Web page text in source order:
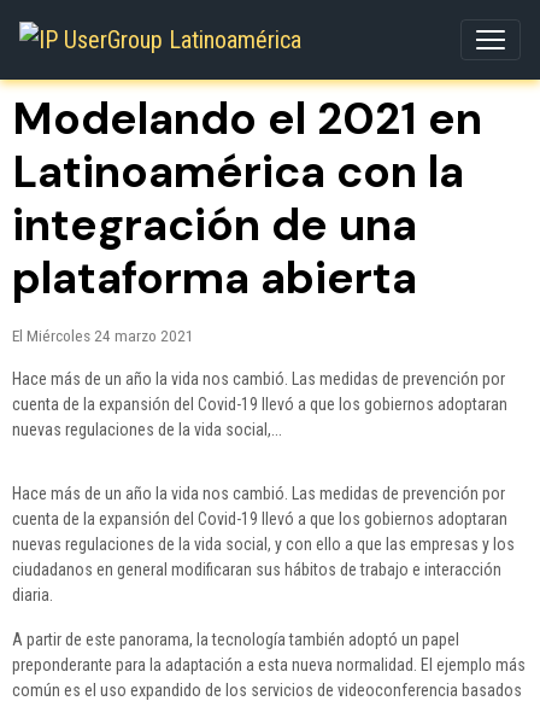
Modelando el 2021 en
Latinoamérica con la
integración de una
plataforma abierta
El Miércoles 24 marzo 2021
Hace más de un año la vida nos cambió. Las medidas de prevención por
cuenta de la expansión del Covid-19 llevó a que los gobiernos adoptaran
nuevas regulaciones de la vida social,...
Hace más de un año la vida nos cambió. Las medidas de prevención por
cuenta de la expansión del Covid-19 llevó a que los gobiernos adoptaran
nuevas regulaciones de la vida social, y con ello a que las empresas y los
ciudadanos en general modificaran sus hábitos de trabajo e interacción
diaria.
A partir de este panorama, la tecnología también adoptó un papel
preponderante para la adaptación a esta nueva normalidad. El ejemplo más
común es el uso expandido de los servicios de videoconferencia basados